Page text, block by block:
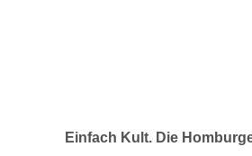
Einfach Kult. Die